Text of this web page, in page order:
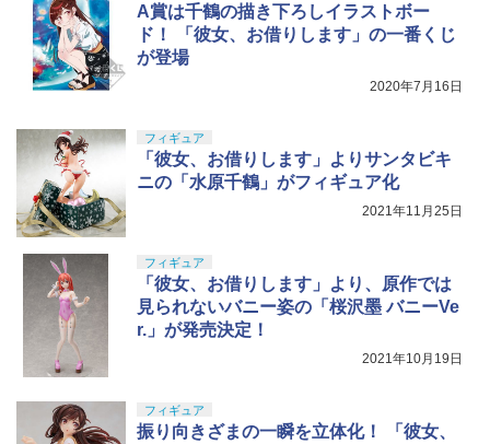
A賞は千鶴の描き下ろしイラストボー
ド！ 「彼女、お借りします」の一番くじ
が登場
2020年7月16日
フィギュア
「彼女、お借りします」よりサンタビキ
ニの「水原千鶴」がフィギュア化
2021年11月25日
フィギュア
「彼女、お借りします」より、原作では
見られないバニー姿の「桜沢墨 バニーVe
r.」が発売決定！
2021年10月19日
フィギュア
振り向きざまの一瞬を立体化！ 「彼女、